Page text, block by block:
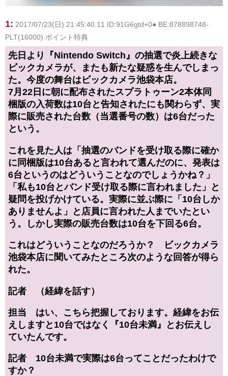
1: 2017/07/23(日) 21:45:40.11 ID:91G6gtd+0● BE:878898748-
PLT(16000) ポイント特典
先日より『Nintendo Switch』の抽選で炎上続きな
ビックカメラが、またも新たな疑惑を生んでしまっ
た。今度の舞台はビックカメラ池袋本店。
7月22日に朝に配布されたスプラトゥーン2本体同
梱版の入荷数は10台と告知されたにも関わらず、実
際に販売された台数（当選番号の数）は6台だった
という。
これを見た人は「抽選のバンドを受け取る際に確か
に同梱版は10台あると言われて選んだのに、発表は
6台というのはどういうことなのでしょうかね？」
「私も10台とバンド受け取る際に言われました」と
疑問を投げかけている。実際に並ぶ際に「10台しか
ありませんよ」と店員に言われた人までいたとい
う。しかし実際の販売台数は10台を下回る6台。
これはどういうことなのだろうか？ ビックカメラ
池袋本店に聞いてみたところ次のような回答が得ら
れた。
記者 （経緯を話す）
担当 はい、こちら把握しております。経緯をお伝
えしますと10台ではなく『10台未満』とお伝えし
ていたんです。
記者 10台未満で実際は6台ってことだったわけで
すか？